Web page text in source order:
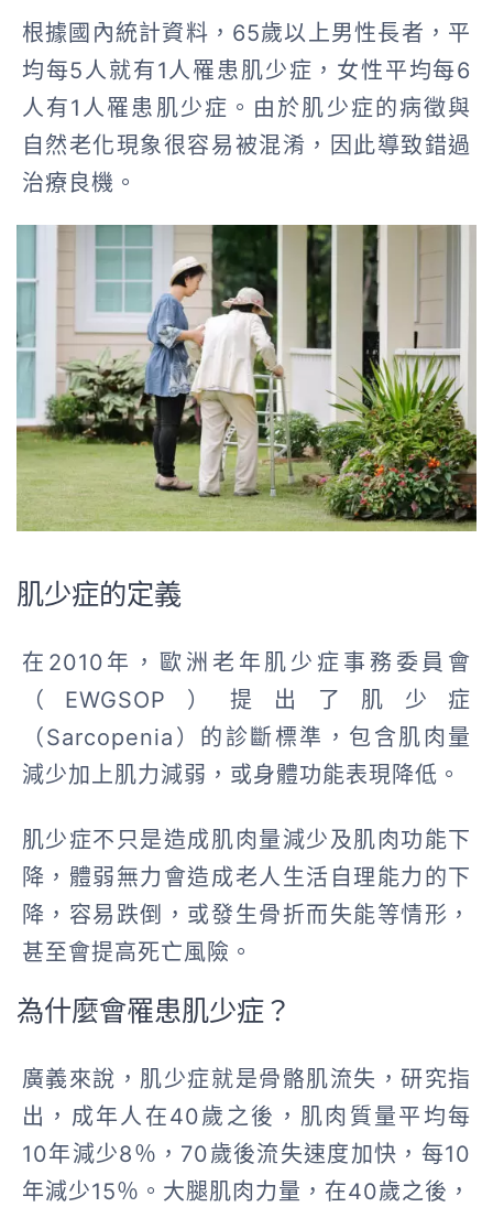
根據國內統計資料，65歲以上男性長者，平
均每5人就有1人罹患肌少症，女性平均每6
人有1人罹患肌少症。由於肌少症的病徵與
自然老化現象很容易被混淆，因此導致錯過
治療良機。
肌少症的定義
在2010年，歐洲老年肌少症事務委員會
（EWGSOP）提出了肌少症
（Sarcopenia）的診斷標準，包含肌肉量
減少加上肌力減弱，或身體功能表現降低。
肌少症不只是造成肌肉量減少及肌肉功能下
降，體弱無力會造成老人生活自理能力的下
降，容易跌倒，或發生骨折而失能等情形，
甚至會提高死亡風險。
為什麼會罹患肌少症？
廣義來說，肌少症就是骨骼肌流失，研究指
出，成年人在40歲之後，肌肉質量平均每
10年減少8％，70歲後流失速度加快，每10
年減少15％。大腿肌肉力量，在40歲之後，